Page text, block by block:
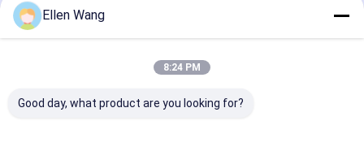
Ellen Wang
8:24 PM
Good day, what product are you looking for?